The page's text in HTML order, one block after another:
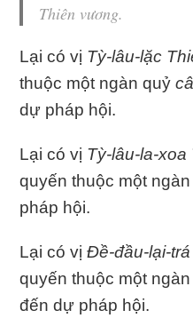
Thiên vương.
Lại có vị Tỳ-lâu-lặc
thuộc một ngàn quỷ
dự pháp hội.
Lại có vị Tỳ-lâu-la-
quyến thuộc một
pháp hội.
Lại có vịĐề-đầu-lại-
quyến thuộc một
đến dự pháp hội.